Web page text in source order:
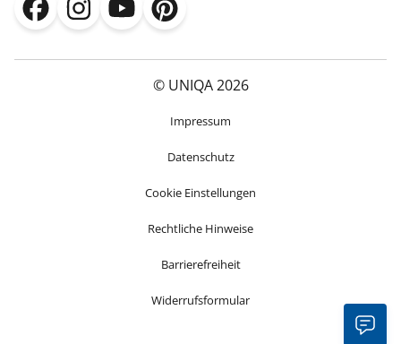
© UNIQA 2026
Impressum
Datenschutz
Cookie Einstellungen
Rechtliche Hinweise
Barrierefreiheit
Widerrufsformular